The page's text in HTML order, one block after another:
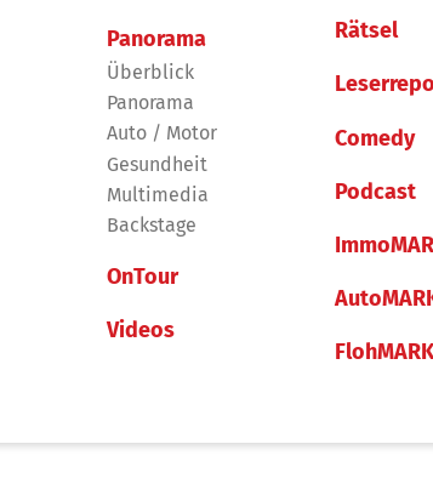
Panorama
Überblick
Panorama
Auto / Motor
Gesundheit
Multimedia
Backstage
OnTour
Videos
Rätsel
Comedy
Podcast